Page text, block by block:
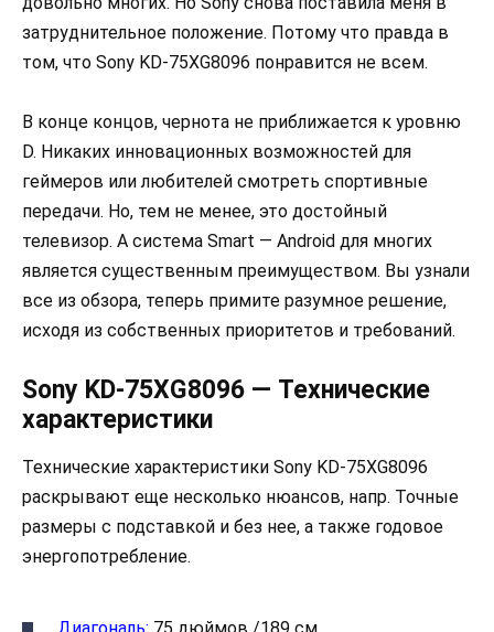
затруднительное положение. Потому что правда в
том, что Sony KD-75XG8096 понравится не всем.
В конце концов, чернота не приближается к уровню
D. Никаких инновационных возможностей для
геймеров или любителей смотреть спортивные
передачи. Но, тем не менее, это достойный
телевизор. А система Smart — Android для многих
является существенным преимуществом. Вы узнали
все из обзора, теперь примите разумное решение,
исходя из собственных приоритетов и требований.
Sony KD-75XG8096 — Технические
характеристики
Технические характеристики Sony KD-75XG8096
раскрывают еще несколько нюансов, напр. Точные
размеры с подставкой и без нее, а также годовое
энергопотребление.